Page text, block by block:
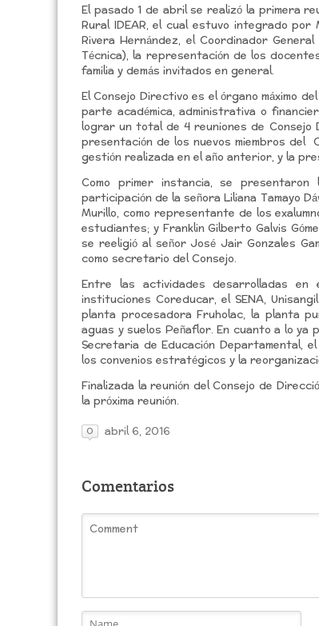
El pasado 1 de abril se realizó la primera
Rural IDEAR, el cual estuvo integrado
Rivera Hernández, el Coordinador
Técnica), la representación de los
familia y demás invitados en general.
El Consejo Directivo es el órgano máximo
parte académica, administrativa o
lograr un total de 4 reuniones de Consejo
presentación de los nuevos miembros del
gestión realizada en el año anterior, y la
Como primer instancia, se
participación de la señora Liliana Tamayo
Murillo, como representante de los
estudiantes; y Franklin Gilberto Galvis
se reeligió al señor José Jair Gonzales
como secretario del Consejo.
Entre las actividades desarrolladas
instituciones Coreducar, el SENA,
planta procesadora Fruholac, la planta
aguas y suelos Peñaflor. En cuanto a lo
Secretaria de Educación Departamental,
los convenios estratégicos y la
Finalizada la reunión del Consejo de
la próxima reunión.
0 abril 6, 2016
Comentarios